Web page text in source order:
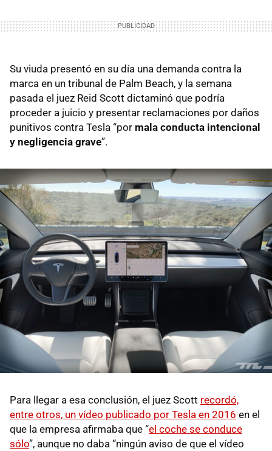
Su viuda presentó en su día una demanda contra la
marca en un tribunal de Palm Beach, y la semana
pasada el juez Reid Scott dictaminó que podría
proceder a juicio y presentar reclamaciones por daños
punitivos contra Tesla “por mala conducta intencional
y negligencia grave”.
Para llegar a esa conclusión, el juez Scott recordó,
entre otros, un vídeo publicado por Tesla en 2016 en el
que la empresa afirmaba que “el coche se conduce
sólo”, aunque no daba “ningún aviso de que el vídeo